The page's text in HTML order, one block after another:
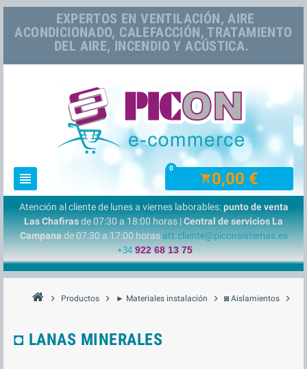
EXPERTOS EN VENTILACIÓN, AIRE
ACONDICIONADO, CALEFACCIÓN, TRATAMIENTO
DEL AIRE, INCENDIO Y ACÚSTICA.
view_headline shopping_cart0,00 €
0
Atención al cliente de lunes a viernes laborables:punto de venta
Las Chafirasde 07:30 a 18:00 horas |Central de servicios La
Campanade 07:30 a 17:00 horasatt.cliente@piconsistemas.es
+34 922 68 13 75
chevron_right Productos chevron_right ► Materiales instalación chevron_right ◙ Aislamientos chevron_right
◘ LANAS MINERALES